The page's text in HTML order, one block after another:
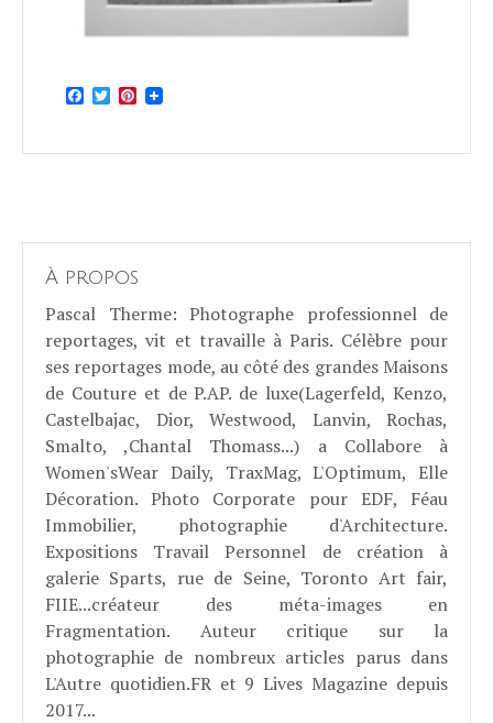
Facebook
TwitterPinterest
À propos
Pascal Therme: Photographe professionnel de
reportages, vit et travaille à Paris. Célèbre pour
ses reportages mode, au côté des grandes Maisons
de Couture et de P.AP. de luxe(Lagerfeld, Kenzo,
Castelbajac, Dior, Westwood, Lanvin, Rochas,
Smalto, ,Chantal Thomass...) a Collabore à
Women'sWear Daily, TraxMag, L'Optimum, Elle
Décoration. Photo Corporate pour EDF, Féau
Immobilier, photographie d'Architecture.
Expositions Travail Personnel de création à
galerie Sparts, rue de Seine, Toronto Art fair,
FIIE...créateur des méta-images en
Fragmentation. Auteur critique sur la
photographie de nombreux articles parus dans
L'Autre quotidien.FR et 9 Lives Magazine depuis
2017...